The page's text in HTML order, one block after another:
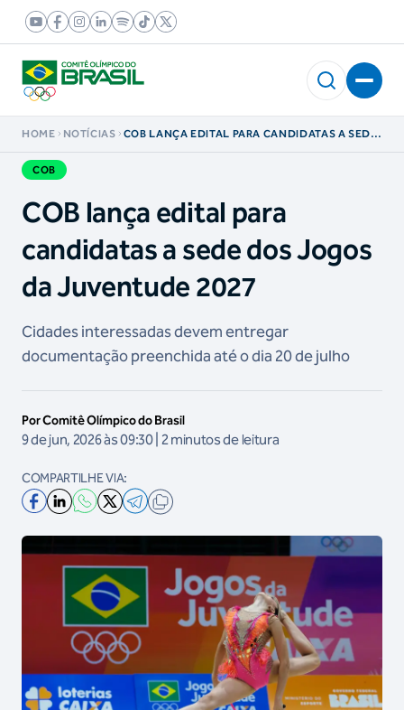
HOME NOTÍCIAS
COB LANÇA EDITAL PARA CANDIDATAS A SEDE
COB
COB lança edital para
candidatas a sede dos Jogos
da Juventude 2027
Cidades interessadas devem entregar
documentação preenchida até o dia 20 de julho
Por Comitê Olímpico do Brasil
9 de jun, 2026 às 09:30 | 2 minutos de leitura
COMPARTILHE VIA: